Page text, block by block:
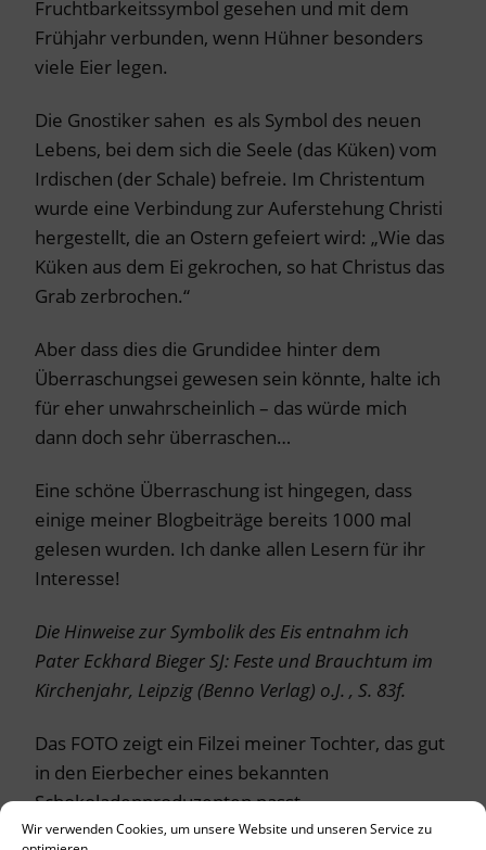
Wir verwenden Cookies, um unsere Website und unseren Service zu
Fruchtbarkeitssymbol gesehen und mit dem
Frühjahr verbunden, wenn Hühner besonders
viele Eier legen.
Die Gnostiker sahen es als Symbol des neuen
Lebens, bei dem sich die Seele (das Küken) vom
Irdischen (der Schale) befreie. Im Christentum
wurde eine Verbindung zur Auferstehung Christi
hergestellt, die an Ostern gefeiert wird: „Wie das
Küken aus dem Ei gekrochen, so hat Christus das
Grab zerbrochen.“
Aber dass dies die Grundidee hinter dem
Überraschungsei gewesen sein könnte, halte ich
für eher unwahrscheinlich – das würde mich
dann doch sehr überraschen…
Eine schöne Überraschung ist hingegen, dass
einige meiner Blogbeiträge bereits 1000 mal
gelesen wurden. Ich danke allen Lesern für ihr
Interesse!
Die Hinweise zur Symbolik des Eis entnahm ich
Pater Eckhard Bieger SJ: Feste und Brauchtum im
Kirchenjahr, Leipzig (Benno Verlag) o.J. , S. 83f.
Das FOTO zeigt ein Filzei meiner Tochter, das gut
in den Eierbecher eines bekannten
Schokoladenproduzenten passt.